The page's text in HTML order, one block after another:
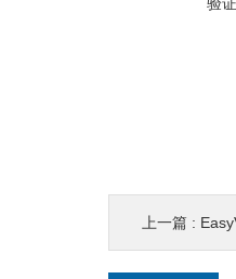
上一篇 :